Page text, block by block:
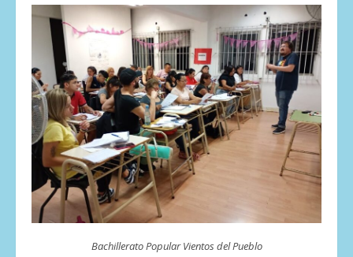
Bachillerato Popular Vientos del Pueblo